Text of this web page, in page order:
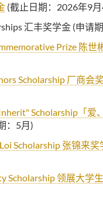
(截止日期：2026年9
汇丰奖学金 (申请
Prize 陈世
Scholarship 厂商会
Scholarship「爱
：5月)
Scholarship 张锦来奖
Scholarship 领展大学